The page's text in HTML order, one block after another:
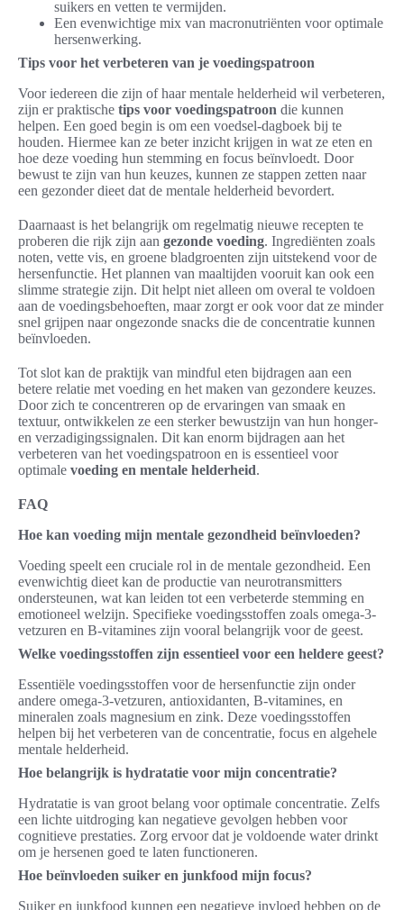
suikers en vetten te vermijden.
Een evenwichtige mix van macronutriënten voor optimale
hersenwerking.
Tips voor het verbeteren van je voedingspatroon
Voor iedereen die zijn of haar mentale helderheid wil verbeteren,
zijn er praktische tips voor voedingspatroon die kunnen
helpen. Een goed begin is om een voedsel-dagboek bij te
houden. Hiermee kan ze beter inzicht krijgen in wat ze eten en
hoe deze voeding hun stemming en focus beïnvloedt. Door
bewust te zijn van hun keuzes, kunnen ze stappen zetten naar
een gezonder dieet dat de mentale helderheid bevordert.
Daarnaast is het belangrijk om regelmatig nieuwe recepten te
proberen die rijk zijn aan gezonde voeding. Ingrediënten zoals
noten, vette vis, en groene bladgroenten zijn uitstekend voor de
hersenfunctie. Het plannen van maaltijden vooruit kan ook een
slimme strategie zijn. Dit helpt niet alleen om overal te voldoen
aan de voedingsbehoeften, maar zorgt er ook voor dat ze minder
snel grijpen naar ongezonde snacks die de concentratie kunnen
beïnvloeden.
Tot slot kan de praktijk van mindful eten bijdragen aan een
betere relatie met voeding en het maken van gezondere keuzes.
Door zich te concentreren op de ervaringen van smaak en
textuur, ontwikkelen ze een sterker bewustzijn van hun honger-
en verzadigingssignalen. Dit kan enorm bijdragen aan het
verbeteren van het voedingspatroon en is essentieel voor
optimale voeding en mentale helderheid.
FAQ
Hoe kan voeding mijn mentale gezondheid beïnvloeden?
Voeding speelt een cruciale rol in de mentale gezondheid. Een
evenwichtig dieet kan de productie van neurotransmitters
ondersteunen, wat kan leiden tot een verbeterde stemming en
emotioneel welzijn. Specifieke voedingsstoffen zoals omega-3-
vetzuren en B-vitamines zijn vooral belangrijk voor de geest.
Welke voedingsstoffen zijn essentieel voor een heldere geest?
Essentiële voedingsstoffen voor de hersenfunctie zijn onder
andere omega-3-vetzuren, antioxidanten, B-vitamines, en
mineralen zoals magnesium en zink. Deze voedingsstoffen
helpen bij het verbeteren van de concentratie, focus en algehele
mentale helderheid.
Hoe belangrijk is hydratatie voor mijn concentratie?
Hydratatie is van groot belang voor optimale concentratie. Zelfs
een lichte uitdroging kan negatieve gevolgen hebben voor
cognitieve prestaties. Zorg ervoor dat je voldoende water drinkt
om je hersenen goed te laten functioneren.
Hoe beïnvloeden suiker en junkfood mijn focus?
Suiker en junkfood kunnen een negatieve invloed hebben op de